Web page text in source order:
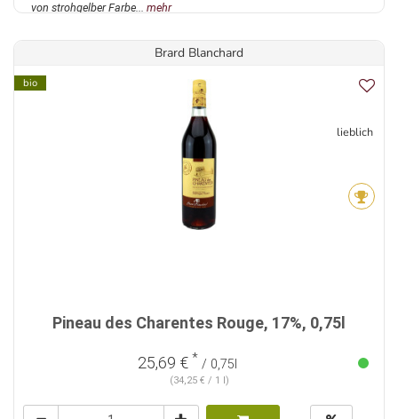
von strohgelber Farbe... mehr
Brard Blanchard
bio
lieblich
Pineau des Charentes Rouge, 17%, 0,75l
25,69 € * / 0,75l
(34,25 € / 1 l)